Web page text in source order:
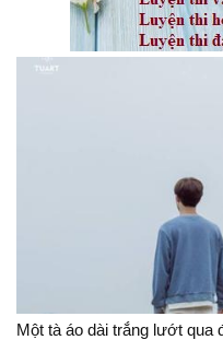
Một tà áo dài trắng lướt qua